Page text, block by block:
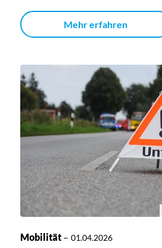
Mehr erfahren
Mobilität– 01.04.2026